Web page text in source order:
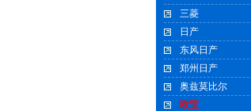
三菱
日产
东风日产
郑州日产
奥兹莫比尔
欧宝